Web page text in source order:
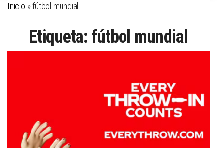
Inicio »fútbol mundial
Etiqueta: fútbol mundial